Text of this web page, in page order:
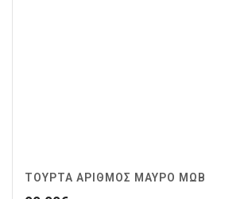
ΤΟΥΡΤΑ ΑΡΙΘΜΟΣ ΜΑΥΡΟ ΜΩΒ